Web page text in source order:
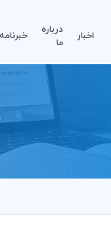
اخبار
درباره
ما
خبرنامه